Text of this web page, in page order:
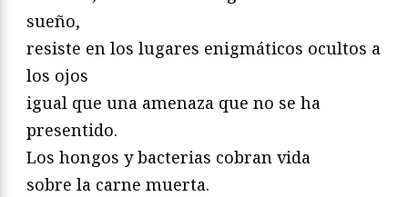
sueño,
resiste en los lugares enigmáticos ocultos a
los ojos
igual que una amenaza que no se ha
presentido.
Los hongos y bacterias cobran vida
sobre la carne muerta.